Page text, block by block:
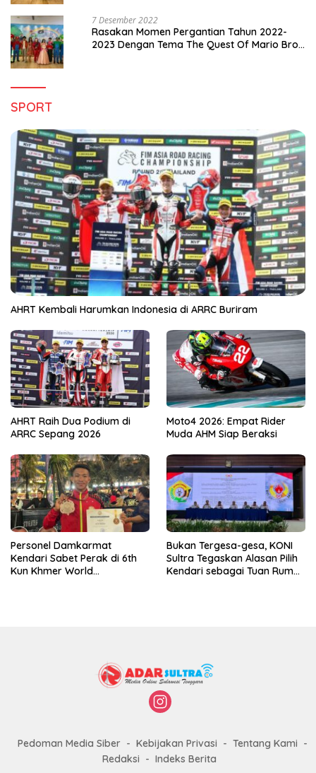
7 Desember 2022
Rasakan Momen Pergantian Tahun 2022-
2023 Dengan Tema The Quest Of Mario Bros
SPORT
AHRT Kembali Harumkan Indonesia di ARRC Buriram
AHRT Raih Dua Podium di
ARRC Sepang 2026
Moto4 2026: Empat Rider
Muda AHM Siap Beraksi
Personel Damkarmat
Kendari Sabet Perak di 6th
Kun Khmer World
Bukan Tergesa-gesa, KONI
Sultra Tegaskan Alasan Pilih
Kendari sebagai Tuan Rumah
Pedoman Media Siber Kebijakan Privasi
Tentang Kami
Redaksi
Indeks Berita